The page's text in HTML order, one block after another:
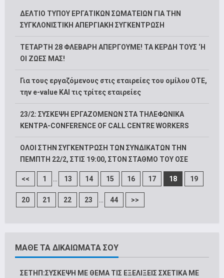
ΔΕΛΤΙΟ ΤΥΠΟΥ ΕΡΓΑΤΙΚΩΝ ΣΩΜΑΤΕΙΩΝ ΓΙΑ ΤΗΝ
ΣΥΓΚΛΟΝΙΣΤΙΚΗ ΑΠΕΡΓΙΑΚΗ ΣΥΓΚΕΝΤΡΩΣΗ
ΤΕΤΑΡΤΗ 28 ΦΛΕΒΑΡΗ ΑΠΕΡΓΟΥΜΕ! ΤΑ ΚΕΡΔΗ ΤΟΥΣ ‘Η
ΟΙ ΖΩΕΣ ΜΑΣ!
Για τους εργαζόμενους στις εταιρείες του ομίλου ΟΤΕ,
την e-value ΚΑΙ τις τρίτες εταιρείες
23/2: ΣΥΣΚΕΨΗ ΕΡΓΑΖΟΜΕΝΩΝ ΣΤΑ ΤΗΛΕΦΩΝΙΚΑ
ΚΕΝΤΡΑ-CONFERENCE OF CALL CENTRE WORKERS
ΟΛΟΙ ΣΤΗΝ ΣΥΓΚΕΝΤΡΩΣΗ ΤΩΝ ΣΥΝΔΙΚΑΤΩΝ ΤΗΝ
ΠΕΜΠΤΗ 22/2, ΣΤΙΣ 19:00, ΣΤΟΝ ΣΤΑΘΜΟ ΤΟΥ ΟΣΕ
<< 1 ... 13 14 15 16 17 18 19
20 21 22 23 ... 44 >>
ΜΑΘΕ ΤΑ ΔΙΚΑΙΩΜΑΤΑ ΣΟΥ
ΣΕΤΗΠ:ΣΥΣΚΕΨΗ ΜΕ ΘΕΜΑ ΤΙΣ ΕΞΕΛΙΞΕΙΣ ΣΧΕΤΙΚΑ ΜΕ